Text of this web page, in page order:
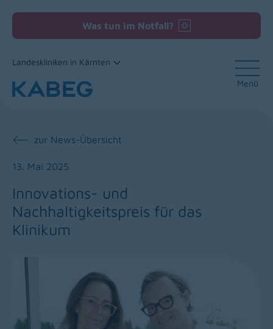
Was tun im Notfall?
Landeskliniken in Kärnten
Menü
zur News-Übersicht
13. Mai 2025
Innovations- und
Nachhaltigkeitspreis für das
Klinikum